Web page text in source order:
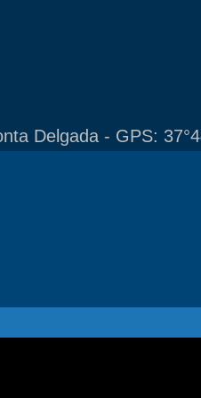
Delgada - GPS: